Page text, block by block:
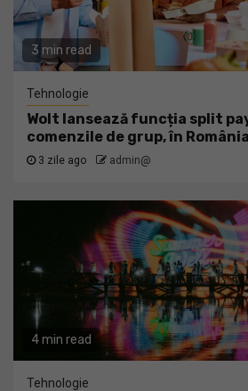
3 min read
Tehnologie
Wolt lansează funcția split
comenzile de grup, în România
3 zile ago admin@
4 min read
Tehnologie